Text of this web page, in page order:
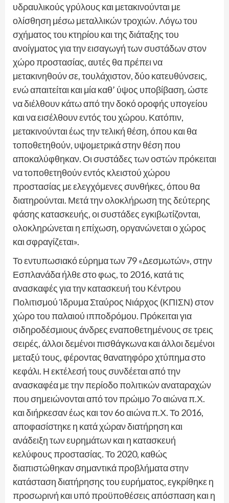
υδραυλικούς γρύλους και μετακινούνται με
ολίσθηση μέσω μεταλλικών τροχιών. Λόγω του
σχήματος του κτηρίου και της διάταξης του
ανοίγματος για την εισαγωγή των συστάδων στον
χώρο προστασίας, αυτές θα πρέπει να
μετακινηθούν σε, τουλάχιστον, δύο κατευθύνσεις,
ενώ απαιτείται και μία καθ’ ύψος υποβίβαση, ώστε
να διέλθουν κάτω από την δοκό οροφής υπογείου
και να εισέλθουν εντός του χώρου. Κατόπιν,
μετακινούνται έως την τελική θέση, όπου και θα
τοποθετηθούν, υψομετρικά στην θέση που
αποκαλύφθηκαν. Οι συστάδες των οστών πρόκειται
να τοποθετηθούν εντός κλειστού χώρου
προστασίας με ελεγχόμενες συνθήκες, όπου θα
διατηρούνται. Μετά την ολοκλήρωση της δεύτερης
φάσης κατασκευής, οι συστάδες εγκιβωτίζονται,
ολοκληρώνεται η επίχωση, οργανώνεται ο χώρος
και σφραγίζεται».
Το εντυπωσιακό εύρημα των 79 «Δεσμωτών», στην
Εσπλανάδα ήλθε στο φως, το 2016, κατά τις
ανασκαφές για την κατασκευή του Κέντρου
Πολιτισμού Ίδρυμα Σταύρος Νιάρχος (ΚΠΙΣΝ) στον
χώρο του παλαιού ιπποδρόμου. Πρόκειται για
σιδηροδέσμιους άνδρες εναποθετημένους σε τρεις
σειρές, άλλοι δεμένοι πισθάγκωνα και άλλοι δεμένοι
μεταξύ τους, φέροντας θανατηφόρο χτύπημα στο
κεφάλι. Η εκτέλεσή τους συνδέεται από την
ανασκαφέα με την περίοδο πολιτικών αναταραχών
που σημειώνονται από τον πρώιμο 7ο αιώνα π.Χ.
και διήρκεσαν έως και τον 6ο αιώνα π.Χ. Το 2016,
αποφασίστηκε η κατά χώραν διατήρηση και
ανάδειξη των ευρημάτων και η κατασκευή
κελύφους προστασίας. Το 2020, καθώς
διαπιστώθηκαν σημαντικά προβλήματα στην
κατάσταση διατήρησης του ευρήματος, εγκρίθηκε η
προσωρινή και υπό προϋποθέσεις απόσπαση και η